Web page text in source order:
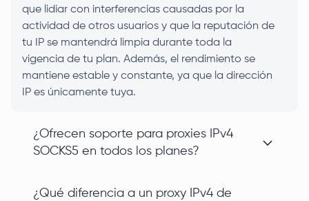
que lidiar con interferencias causadas por la
actividad de otros usuarios y que la reputación de
tu IP se mantendrá limpia durante toda la
vigencia de tu plan. Además, el rendimiento se
mantiene estable y constante, ya que la dirección
IP es únicamente tuya.
¿Ofrecen soporte para proxies IPv4
SOCKS5 en todos los planes?
¿Qué diferencia a un proxy IPv4 de